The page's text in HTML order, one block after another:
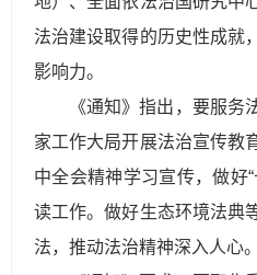
法治建设取得的历史性成就
影响力。
《通知》指出，要服务
家工作大局开展法治宣传教
中全会精神学习宣传，做好
读工作。做好生态环境法典
法，推动法治精神深入人心。